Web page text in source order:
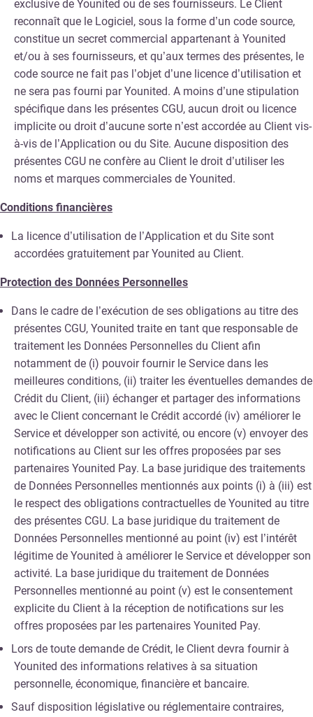
exclusive de Younited ou de ses fournisseurs. Le Client
reconnaît que le Logiciel, sous la forme d’un code source,
constitue un secret commercial appartenant à Younited
et/ou à ses fournisseurs, et qu’aux termes des présentes, le
code source ne fait pas l’objet d’une licence d’utilisation et
ne sera pas fourni par Younited. A moins d’une stipulation
spécifique dans les présentes CGU, aucun droit ou licence
implicite ou droit d’aucune sorte n’est accordée au Client vis-
à-vis de l’Application ou du Site. Aucune disposition des
présentes CGU ne confère au Client le droit d’utiliser les
noms et marques commerciales de Younited.
Conditions financières
La licence d’utilisation de l’Application et du Site sont
accordées gratuitement par Younited au Client.
Protection des Données Personnelles
Dans le cadre de l’exécution de ses obligations au titre des
présentes CGU, Younited traite en tant que responsable de
traitement les Données Personnelles du Client afin
notamment de (i) pouvoir fournir le Service dans les
meilleures conditions, (ii) traiter les éventuelles demandes de
Crédit du Client, (iii) échanger et partager des informations
avec le Client concernant le Crédit accordé (iv) améliorer le
Service et développer son activité, ou encore (v) envoyer des
notifications au Client sur les offres proposées par ses
partenaires Younited Pay. La base juridique des traitements
de Données Personnelles mentionnés aux points (i) à (iii) est
le respect des obligations contractuelles de Younited au titre
des présentes CGU. La base juridique du traitement de
Données Personnelles mentionné au point (iv) est l’intérêt
légitime de Younited à améliorer le Service et développer son
activité. La base juridique du traitement de Données
Personnelles mentionné au point (v) est le consentement
explicite du Client à la réception de notifications sur les
offres proposées par les partenaires Younited Pay.
Lors de toute demande de Crédit, le Client devra fournir à
Younited des informations relatives à sa situation
personnelle, économique, financière et bancaire.
Sauf disposition législative ou réglementaire contraires,